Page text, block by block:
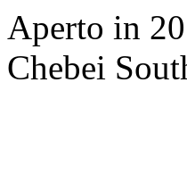
Aperto in
Chebei